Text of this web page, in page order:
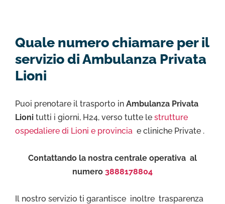
Quale numero chiamare per il
servizio di Ambulanza Privata
Lioni
Puoi prenotare il trasporto in Ambulanza Privata
Lioni tutti i giorni, H24, verso tutte le strutture
ospedaliere di Lioni e provincia e cliniche Private .
Contattando la nostra centrale operativa al
numero 3888178804
Il nostro servizio ti garantisce inoltre trasparenza